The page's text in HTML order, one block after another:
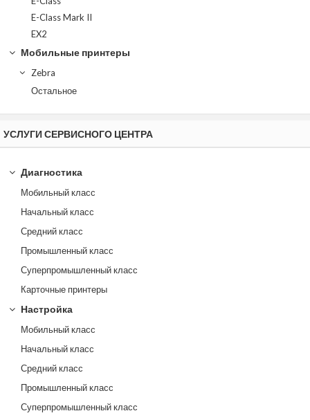
E-Class Mark II
EX2
Мобильные принтеры
Zebra
Остальное
УСЛУГИ СЕРВИСНОГО ЦЕНТРА
Диагностика
Мобильный класс
Начальный класс
Средний класс
Промышленный класс
Суперпромышленный класс
Карточные принтеры
Настройка
Мобильный класс
Начальный класс
Средний класс
Промышленный класс
Суперпромышленный класс